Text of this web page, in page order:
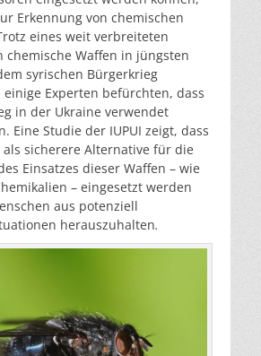
Erkennung von chemischen
eines weit verbreiteten
chemische Waffen in jüngsten
syrischen Bürgerkrieg
Experten befürchten, dass
in der Ukraine verwendet
Eine Studie der IUPUI zeigt, dass
als sicherere Alternative für die
Einsatzes dieser Waffen – wie
– eingesetzt werden
aus potenziell
herauszuhalten.